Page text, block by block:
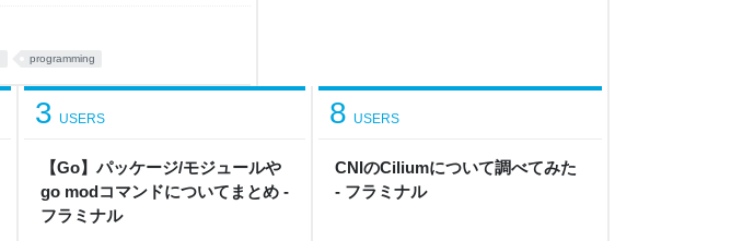
programming
【Go】パッケージ/モジュールや
go modコマンドについてまとめ -
フラミナル
3 USERS
CNIのCiliumについて調べてみた
- フラミナル
8 USERS